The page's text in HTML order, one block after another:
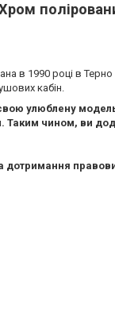
в 1990 році в Терно
кабін.
улюблену
Таким чином, ви
дотримання